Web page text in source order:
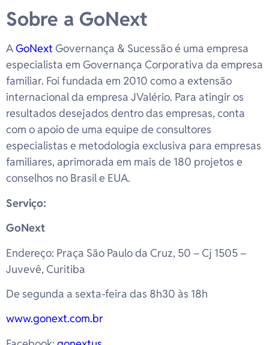
Sobre a GoNext
AGoNext Governança & Sucessão é uma empresa
especialista em Governança Corporativa da empresa
familiar. Foi fundada em 2010 como a extensão
internacional da empresa JValério. Para atingir os
resultados desejados dentro das empresas, conta
com o apoio de uma equipe de consultores
especialistas e metodologia exclusiva para empresas
familiares, aprimorada em mais de 180 projetos e
conselhos no Brasil e EUA.
Serviço:
GoNext
Endereço: Praça São Paulo da Cruz, 50 – Cj 1505 –
Juvevê, Curitiba
De segunda a sexta-feira das 8h30 às 18h
www.gonext.com.br